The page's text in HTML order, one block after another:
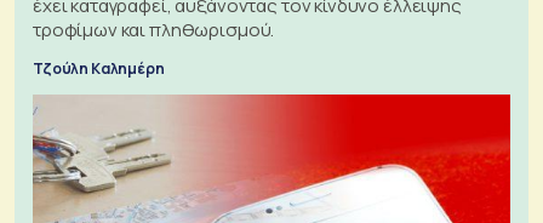
τροφίμων και πληθωρισμού.
Τζούλη Καλημέρη